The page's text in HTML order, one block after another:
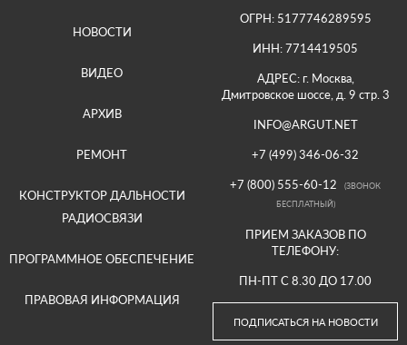
НОВОСТИ
ВИДЕО
АРХИВ
РЕМОНТ
КОНСТРУКТОР ДАЛЬНОСТИ
РАДИОСВЯЗИ
ПРОГРАММНОЕ ОБЕСПЕЧЕНИЕ
ПРАВОВАЯ ИНФОРМАЦИЯ
ОГРН: 5177746289595
ИНН: 7714419505
АДРЕС: г. Москва,
Дмитровское шоссе, д. 9 стр. 3
INFO@ARGUT.NET
+7 (499) 346-06-32
+7 (800) 555-60-12
(ЗВОНОК
БЕСПЛАТНЫЙ)
ПРИЕМ ЗАКАЗОВ ПО
ТЕЛЕФОНУ:
ПН-ПТ С 8.30 ДО 17.00
ПОДПИСАТЬСЯ НА НОВОСТИ